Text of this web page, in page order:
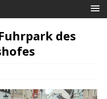
des